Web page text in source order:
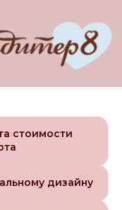
стоимости
дизайну